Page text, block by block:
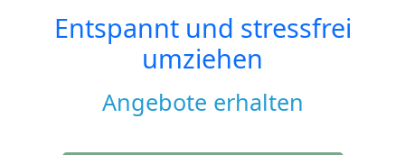
Entspannt und stressfrei
umziehen
Angebote erhalten